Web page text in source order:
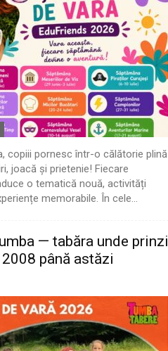
copiii pornesc într-o călătorie plină
joacă și prietenie! Fiecare
o tematică nouă, activități
memorabile. În cele...
— tabăra unde prinzi
până astăzi